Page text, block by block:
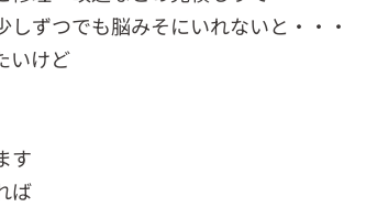
ずつでも脳みそにいれないと・・・
いけど
す
ば